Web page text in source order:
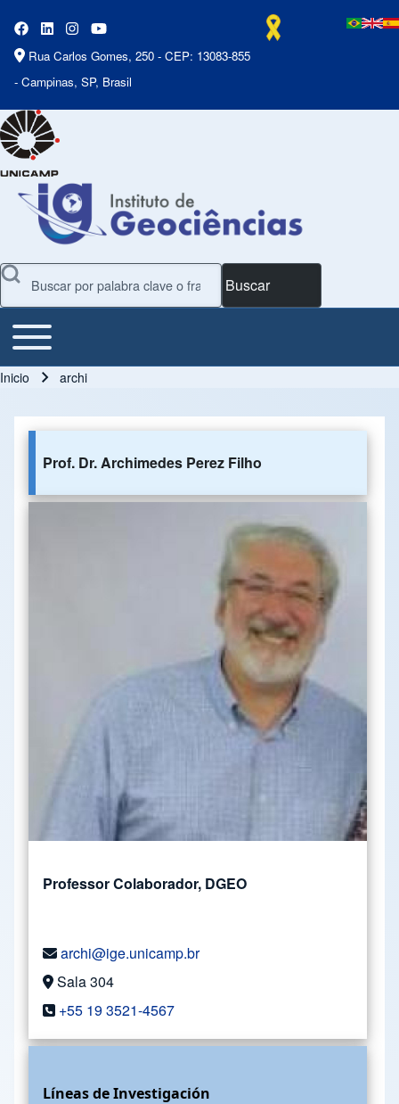
Rua Carlos Gomes, 250 - CEP: 13083-855
- Campinas, SP, Brasil
Buscar
Main Menu
Toggle main menu
Inicio archi
Prof. Dr. Archimedes Perez Filho
Professor Colaborador, DGEO
archi@ige.unicamp.br
Sala 304
+55 19 3521-4567
Líneas de Investigación